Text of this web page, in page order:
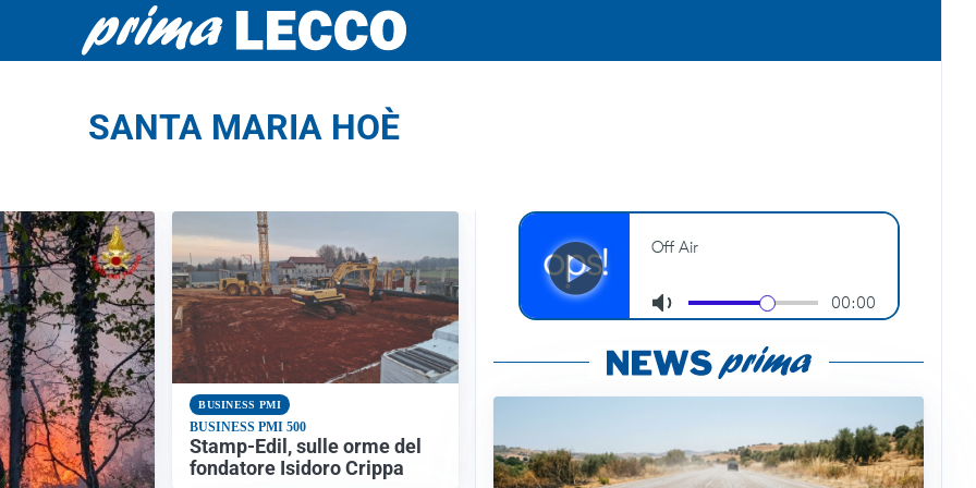
SANTA MARIA HOÈ
BUSINESS PMI
BUSINESS PMI 500
Stamp-Edil, sulle orme del
fondatore Isidoro Crippa